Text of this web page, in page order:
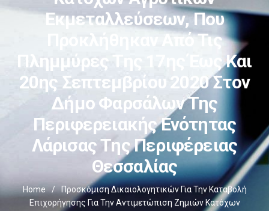
Εκμεταλλεύσεων, Που
Προκλήθηκαν Από Τις
Πλημμύρες Της 17ης Έως Και
20ης Σεπτεμβρίου 2020 Στον
Δήμο Φαρσάλων Της
Περιφερειακής Ενότητας
Λάρισας Της Περιφέρειας
Θεσσαλίας
Home /
Προσκόμιση Δικαιολογητικών Για Την Καταβολή
Επιχορήγησης Για Την Αντιμετώπιση Ζημιών Κατόχων